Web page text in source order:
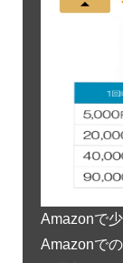
Amazonで
Amazonで